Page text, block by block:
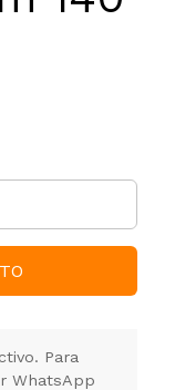
Para
WhatsApp